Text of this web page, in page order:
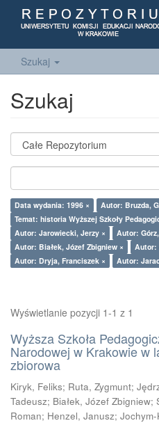
Szukaj
Szukaj
Data wydania: 1996 × Autor: Bruzda,
Temat: historia Wyższej Szkoły
Autor: Jarowiecki, Jerzy ×
Autor:
Autor: Białek, Józef Zbigniew ×
Autor:
Autor: Dryja, Franciszek ×
Autor:
Wyświetlanie pozycji 1-1 z 1
Wyższa Szkoła
Narodowej w Krakowie w
zbiorowa
Kiryk, Feliks; Ruta, Zygmunt;
Tadeusz; Białek, Józef Zbigniew;
Roman; Henzel, Janusz;